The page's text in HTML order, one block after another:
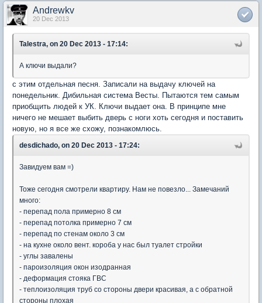
Andrewkv
20 Dec 2013
Talestra, on 20 Dec 2013 - 17:14:
А ключи выдали?
с этим отдельная песня. Записали на выдачу ключей на
понедельник. Дибильная система Весты. Пытаются тем самым
приобщить людей к УК. Ключи выдает она. В принципе мне
ничего не мешает выбить дверь с ноги хоть сегодня и поставить
новую, но я все же схожу, познакомлюсь.
desdichado, on 20 Dec 2013 - 17:24:
Завидуем вам =)
Тоже сегодня смотрели квартиру. Нам не повезло... Замечаний
много:
- перепад пола примерно 8 см
- перепад потолка примерно 7 см
- перепад по стенам около 3 см
- на кухне около вент. короба у нас был туалет стройки
- углы завалены
- пароизоляция окон изодранная
- деформация стояка ГВС
- теплоизоляция труб со стороны двери красивая, а с обратной
стороны плохая